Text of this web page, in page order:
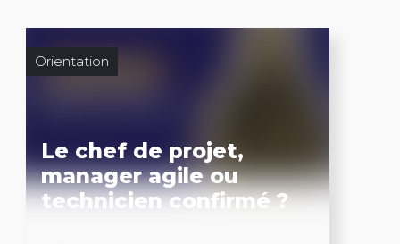
Orientation
Le chef de projet,
manager agile ou
technicien confirmé ?